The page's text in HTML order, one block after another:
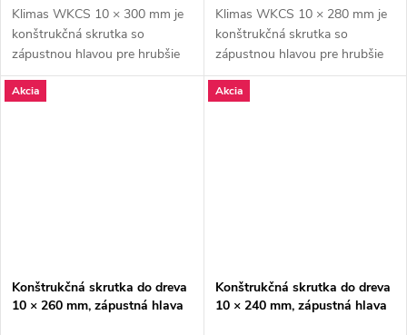
Klimas WKCS 10 × 300 mm je
konštrukčná skrutka so
zápustnou hlavou pre hrubšie
trámy, krokvy a viacvrstvové
drevené zostavy, kde má hlava
Klimas WKCS 10 × 280 mm je
konštrukčná skrutka so
zápustnou hlavou pre hrubšie
trámy, krokvy a viacvrstvové
drevené zostavy, kde má hlava
Akcia
Konštrukčná skrutka do dreva
10 × 260 mm, zápustná hlava
Akcia
Konštrukčná skrutka do dreva
10 × 240 mm, zápustná hlava